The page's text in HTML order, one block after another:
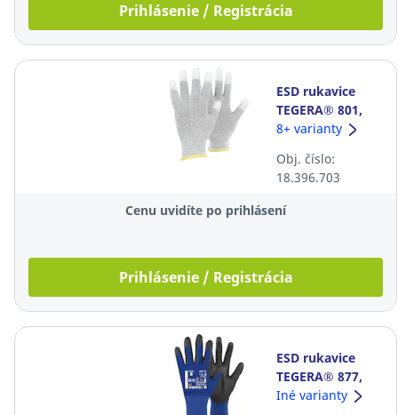
Prihlásenie / Registrácia
ESD rukavice
TEGERA® 801,
veľkosť 10, sivé,
8+ varianty
Obj. číslo:
18.396.703
Cenu uvidíte po prihlásení
Prihlásenie / Registrácia
ESD rukavice
TEGERA® 877,
veľkosť 11,
Iné varianty